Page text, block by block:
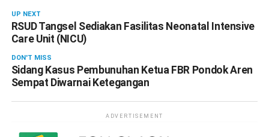
UP NEXT
RSUD Tangsel Sediakan Fasilitas Neonatal Intensive
Care Unit (NICU)
DON'T MISS
Sidang Kasus Pembunuhan Ketua FBR Pondok Aren
Sempat Diwarnai Ketegangan
ADVERTISEMENT